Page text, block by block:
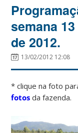
semana
de 2012.
13/02/2012 12:08
* clique na foto
fotos da fazenda.